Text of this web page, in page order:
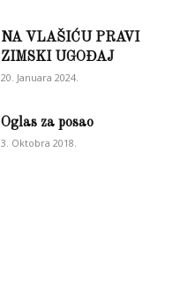
NA VLAŠIĆU PRAVI
ZIMSKI UGOĐAJ
20. Januara 2024.
Oglas za posao
3. Oktobra 2018.